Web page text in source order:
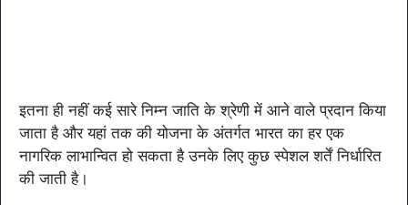
इतना ही नहीं कई सारे निम्न जाति के श्रेणी में आने वाले प्रदान किया
जाता है और यहां तक की योजना के अंतर्गत भारत का हर एक
नागरिक लाभान्वित हो सकता है उनके लिए कुछ स्पेशल शर्तें निर्धारित
की जाती है।